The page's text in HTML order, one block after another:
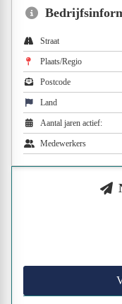
Straat
Plaats/Regio
Postcode
Land
Aantal jaren actief:
Medewerkers